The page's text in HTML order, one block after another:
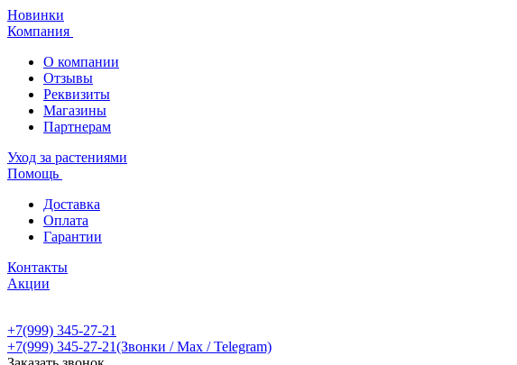
Новинки
Компания
О компании
Отзывы
Реквизиты
Магазины
Партнерам
Уход за растениями
Помощь
Доставка
Оплата
Гарантии
Контакты
Акции
+7(999) 345-27-21
+7(999) 345-27-21(Звонки / Max / Telegram)